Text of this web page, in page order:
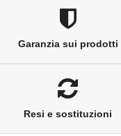
Garanzia sui prodotti
Resi e sostituzioni